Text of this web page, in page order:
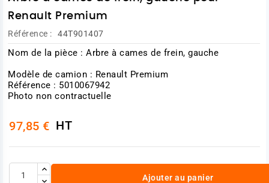
Renault Premium
Référence : 44T901407
Nom de la pièce : Arbre à cames de frein, gauche
Modèle de camion : Renault Premium
Référence : 5010067942
Photo non contractuelle
97,85 € HT
Ajouter au panier